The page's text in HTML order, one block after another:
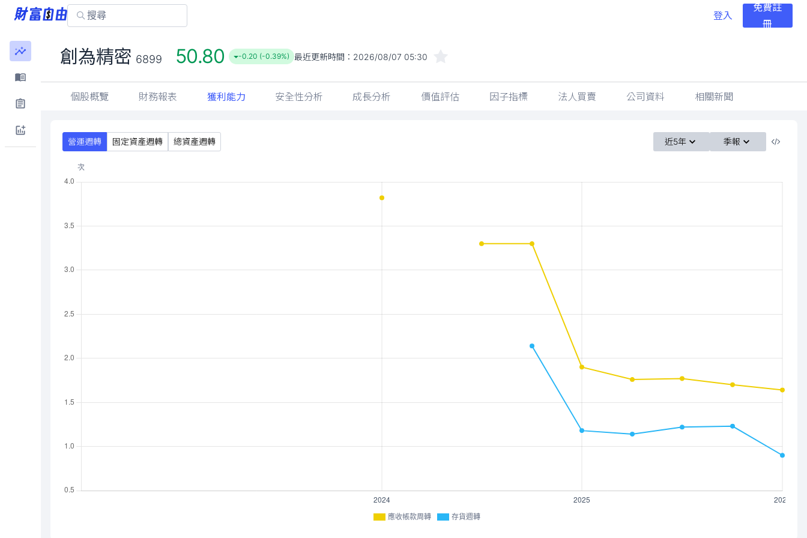
登入
免費註
冊
創為精密 6899 50.80 -0.20 (-0.39%) 最近更新時間： 2026/08/07 05:30
個股概覽 財務報表 獲利能力 安全性分析 成長分析 價值評估 因子指標 法人買賣 公司資料 相關新聞
營運週轉 固定資產週轉 總資產週轉 近5年 季報
應收帳款周轉 存貨週轉